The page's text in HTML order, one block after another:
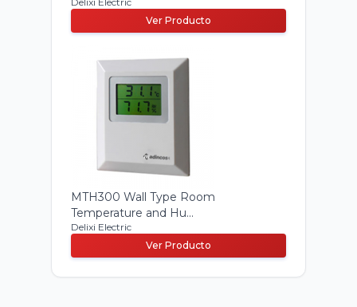
Ver Producto
MTH300 Wall Type Room
Temperature and Hu...
Delixi Electric
Ver Producto